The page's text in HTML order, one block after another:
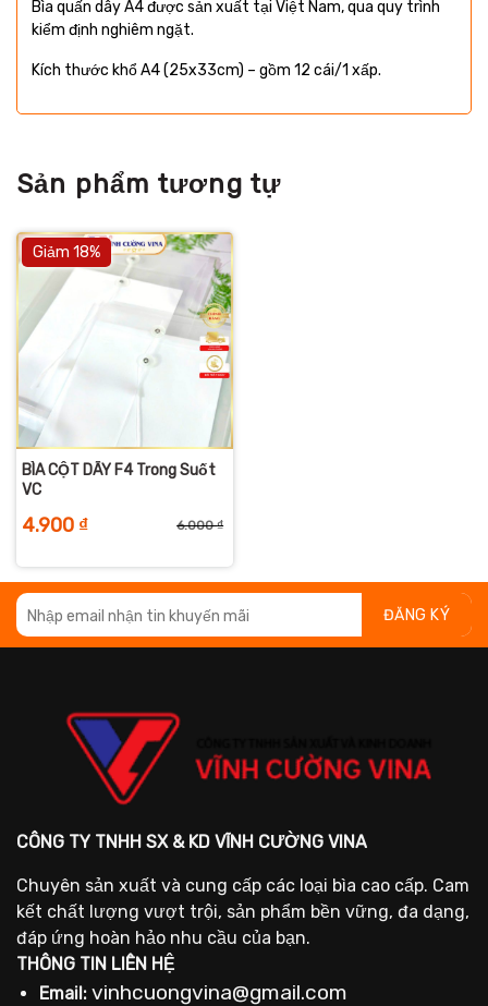
Bìa quấn dây A4 được sản xuất tại Việt Nam, qua quy trình
kiểm định nghiêm ngặt.
Kích thước khổ A4 (25x33cm) – gồm 12 cái/1 xấp.
Sản phẩm tương tự
Giảm 18%
BÌA CỘT DÂY F4 Trong Suốt
VC
6.000₫
6.000 ₫.
4.900 ₫
là:
4.900 ₫.
CÔNG TY TNHH SX & KD VĨNH CƯỜNG VINA
Chuyên sản xuất và cung cấp các loại bìa cao cấp. Cam
kết chất lượng vượt trội, sản phẩm bền vững, đa dạng,
đáp ứng hoàn hảo nhu cầu của bạn.
THÔNG TIN LIÊN HỆ
Email: vinhcuongvina@gmail.com